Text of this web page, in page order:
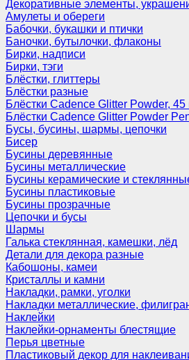
Декоративные элементы,
Амулеты и обереги
Бабочки, букашки и птички
Баночки, бутылочки, флаконы
Бирки, надписи
Бирки, тэги
Блёстки, глиттеры
Блёстки разные
Блёстки Cadence Glitter Powder,
Блёстки Cadence Glitter Powder
Бусы, бусины, шармы, цепочки
Бисер
Бусины деревянные
Бусины металлические
Бусины керамические и
Бусины пластиковые
Бусины прозрачные
Цепочки и бусы
Шармы
Галька стеклянная, камешки, лёд
Детали для декора разные
Кабошоны, камеи
Кристаллы и камни
Накладки, рамки, уголки
Накладки металлические,
Наклейки
Наклейки-орнаменты блестящие
Перья цветные
Пластиковый декор для